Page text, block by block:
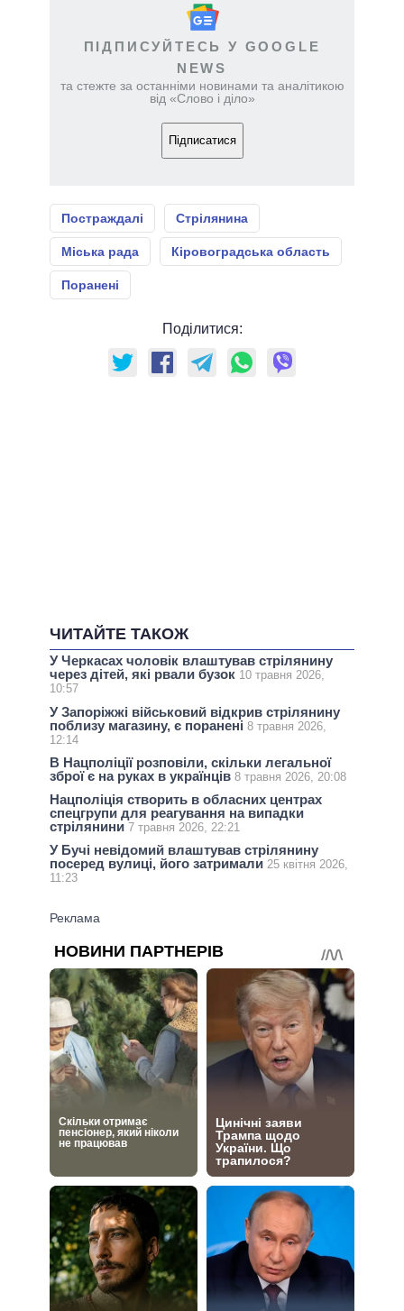
ПІДПИСУЙТЕСЬ У GOOGLE
NEWS
та стежте за останніми новинами та аналітикою
від «Слово і діло»
Підписатися
Постраждалі Стрілянина
Міська рада Кіровоградська область
Поранені
Поділитися:
ЧИТАЙТЕ ТАКОЖ
У Черкасах чоловік влаштував стрілянину
через дітей, які рвали бузок 10 травня 2026,
10:57
У Запоріжжі військовий відкрив стрілянину
поблизу магазину, є поранені 8 травня 2026,
12:14
В Нацполіції розповіли, скільки легальної
зброї є на руках в українців 8 травня 2026, 20:08
Нацполіція створить в обласних центрах
спецгрупи для реагування на випадки
стрілянини 7 травня 2026, 22:21
У Бучі невідомий влаштував стрілянину
посеред вулиці, його затримали 25 квітня 2026,
11:23